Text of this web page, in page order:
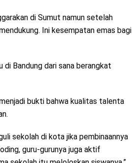
di Sumut namun setelah
Ini kesempatan emas bagi
di Bandung dari sana berangkat
bukti bahwa kualitas talenta
sekolah di kota jika pembinaannya
guru-gurunya juga aktif